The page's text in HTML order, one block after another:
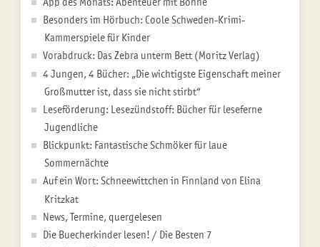
App des Monats: Abenteuer mit Bohne
Besonders im Hörbuch: Coole Schweden-Krimi-
Kammerspiele für Kinder
Vorabdruck: Das Zebra unterm Bett (Moritz Verlag)
4 Jungen, 4 Bücher: „Die wichtigste Eigenschaft meiner
Großmutter ist, dass sie nicht stirbt“
Leseförderung: Lesezündstoff: Bücher für leseferne
Jugendliche
Blickpunkt: Fantastische Schmöker für laue
Sommernächte
Auf ein Wort: Schneewittchen in Finnland von Elina
Kritzkat
News, Termine, quergelesen
Die Buecherkinder lesen! / Die Besten 7